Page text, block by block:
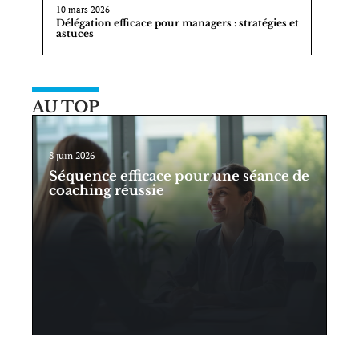
10 mars 2026
Délégation efficace pour managers : stratégies et
astuces
AU TOP
8 juin 2026
Séquence efficace pour une séance de
coaching réussie